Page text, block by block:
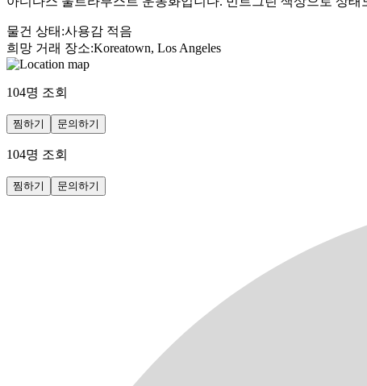
물건 상태 :사용감 적음
희망 거래 장소:Koreatown, Los Angeles
104명 조회
찜하기 문의하기
104명 조회
찜하기 문의하기